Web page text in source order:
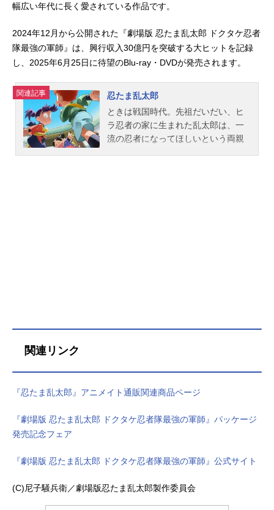
幅広い年代に長く愛されている作品です。
2024年12月から公開された『劇場版 忍たま乱太郎 ドクタケ忍者
隊最強の軍師』は、興行収入30億円を突破する大ヒットを記録
し、2025年6月25日に待望のBlu-ray・DVDが発売されます。
関連記事
忍たま乱太郎
ときは戦国時代。先祖だいだい、ヒ
ラ忍者の家に生まれた乱太郎は、一
流の忍者になってほしいという両親
とになってしまう。りっぱな忍者に
スケジュール1993年4月10日（土）
郎：高山みなみきり丸：田中真弓し
助：関俊彦食堂のおばちゃん：巴菁
リ子トモミ：江森浩子シゲ：むたあ
関連リンク
『忍たま乱太郎』アニメイト通販関連商品ページ
『劇場版 忍たま乱太郎 ドクタケ忍者隊最強の軍師』パッケージ
発売記念フェア
『劇場版 忍たま乱太郎 ドクタケ忍者隊最強の軍師』公式サイト
(C)尼子騒兵衛／劇場版忍たま乱太郎製作委員会